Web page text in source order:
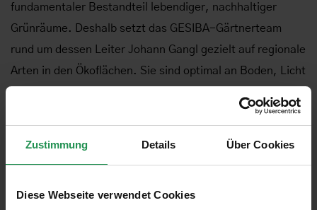
Zustimmung Details Über Cookies
Diese Webseite verwendet Cookies
fundamentaler Bestandteil lebendiger, nachhaltiger
Grünräume. Deshalb setzt das GESIBA-Gärtnerteam
rund um dessen Leiter Johann Gangl gezielt auf regionale
Arten in den Ökoflächen. Sie sind optimal an Boden, Licht
Lebensraum als auch Nahrung für zahlreiche Tierarten.
Gleichzeitig leisten sie einen wichtigen Beitrag zur
Biodiversität: Mit ihren Blüten und Samen bieten sie